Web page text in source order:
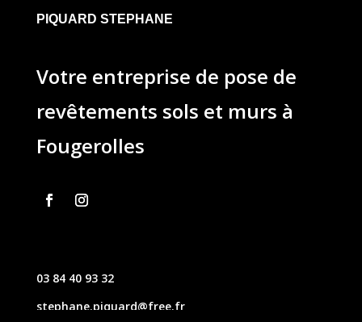
PIQUARD STEPHANE
Votre entreprise de pose de
revêtements sols et murs à
Fougerolles
03 84 40 93 32
stephane.piquard@free.fr